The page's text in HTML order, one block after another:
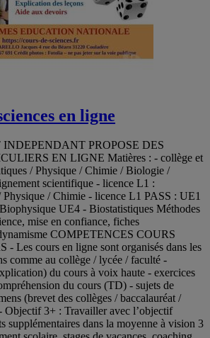
en ligne
PROPOSE DES
EN LIGNE Matières : - collège et
/ Physique / Chimie / Biologie /
scientifique - licence L1 :
Physique / Chimie - licence L1 PASS : UE1
UE4 - Biostatistiques Méthodes
mise en confiance, fiches
COMPETENCES COURS
- Les cours en ligne sont organisés dans les
comme au collège / lycée / faculté -
du cours à voix haute - exercices
du cours (TD) - sujets de
(brevet des collèges / baccalauréat /
Objectif 3+ : Travailler avec l’objectif
supplémentaires dans la moyenne à vision 3